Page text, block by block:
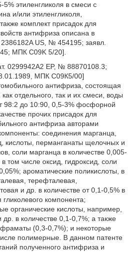
этиленгликоля в смеси с
и/или этиленгликоля,
комплект присадок для
антифриза описана в
US, № 454195; заявл.
МПК C09K 5/20].
0299942A2 EP, № 88870108.3;
МПК С09К5/00]
антифриза, состоящая
отдельного, так и их смеси, воды
98:2 до 10:90, 0,5-3% фосфорной
прочих присадок для
антифриза авторами
соединения марганца,
кислоты, перманганаты щелочных и
соли марганца в количестве 0,005-
том числе оксид, гидроксид, соли
ароматические поликислоты, в
терефталевая,
и др. в количестве от 0,1-0,5% в
компонента;
органические кислоты, например,
в количестве 0,1-0,7%; а также
(0,3-0,7%); и некоторые
полимерные. В данном патенте
полученного антифриза и